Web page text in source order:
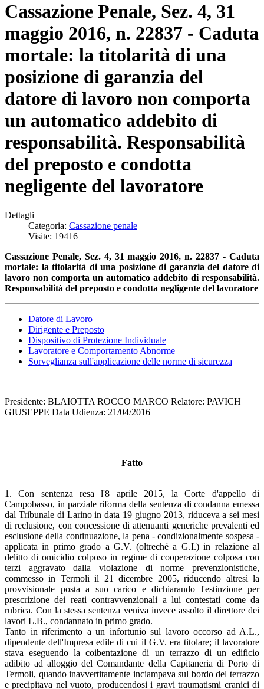
Cassazione Penale, Sez. 4, 31
maggio 2016, n. 22837 - Caduta
mortale: la titolarità di una
posizione di garanzia del
datore di lavoro non comporta
un automatico addebito di
responsabilità. Responsabilità
del preposto e condotta
negligente del lavoratore
Dettagli
Categoria: Cassazione penale
Visite: 19416
Cassazione Penale, Sez. 4, 31 maggio 2016, n. 22837 - Caduta
mortale: la titolarità di una posizione di garanzia del datore di
lavoro non comporta un automatico addebito di responsabilità.
Responsabilità del preposto e condotta negligente del lavoratore
Datore di Lavoro
Dirigente e Preposto
Dispositivo di Protezione Individuale
Lavoratore e Comportamento Abnorme
Sorveglianza sull'applicazione delle norme di sicurezza
Presidente: BLAIOTTA ROCCO MARCO Relatore: PAVICH
GIUSEPPE Data Udienza: 21/04/2016
Fatto
1. Con sentenza resa l'8 aprile 2015, la Corte d'appello di
Campobasso, in parziale riforma della sentenza di condanna emessa
dal Tribunale di Larino in data 19 giugno 2013, riduceva a sei mesi
di reclusione, con concessione di attenuanti generiche prevalenti ed
esclusione della continuazione, la pena - condizionalmente sospesa -
applicata in primo grado a G.V. (oltreché a G.I.) in relazione al
delitto di omicidio colposo in regime di cooperazione colposa con
terzi aggravato dalla violazione di norme prevenzionistiche,
commesso in Termoli il 21 dicembre 2005, riducendo altresì la
provvisionale posta a suo carico e dichiarando l'estinzione per
prescrizione dei reati contravvenzionali a lui contestati come da
rubrica. Con la stessa sentenza veniva invece assolto il direttore dei
lavori L.B., condannato in primo grado.
Tanto in riferimento a un infortunio sul lavoro occorso ad A.L.,
dipendente dell'Impresa edile di cui il G.V. era titolare; il lavoratore
stava eseguendo la coibentazione di un terrazzo di un edificio
adibito ad alloggio del Comandante della Capitaneria di Porto di
Termoli, quando inavvertitamente inciampava sul bordo del terrazzo
e precipitava nel vuoto, producendosi i gravi traumatismi cranici di